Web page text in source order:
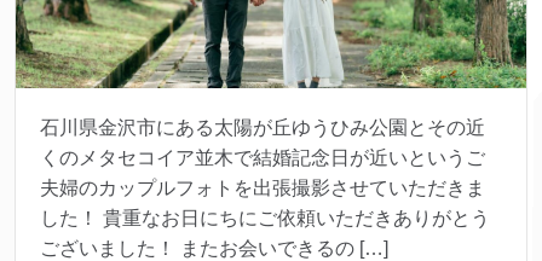
石川県金沢市にある太陽が丘ゆうひみ公園とその近
くのメタセコイア並木で結婚記念日が近いというご
夫婦のカップルフォトを出張撮影させていただきま
した！ 貴重なお日にちにご依頼いただきありがとう
ございました！ またお会いできるの […]